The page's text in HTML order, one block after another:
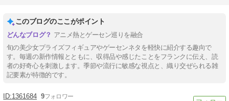
このブログのここがポイント
アニメ熱とゲーセン巡りを融合
旬の美少女プライズフィギュアやゲーセンネタを軽快に紹介する趣向で
す。毎週の新作情報とともに、収得品や感じたことをフランクに伝え、読
者の好奇心を刺激します。季節や流行に敏感な視点と、織り交ぜられる雑
記要素が特徴的です。
1361684 9